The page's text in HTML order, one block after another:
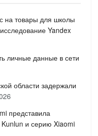
на товары для школы
Yandex
личные данные в сети
области задержали
представила
Kunlun и серию Xiaomi